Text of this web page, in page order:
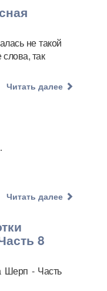
не такой
так
Читать далее
Читать далее
8
Шерп - Часть